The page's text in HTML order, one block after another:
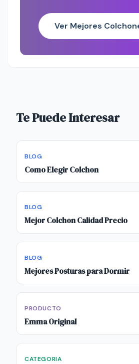
Ver Mejores
Te Puede Interesar
BLOG
Como Elegir Colchon
BLOG
Mejor Colchon Calidad Precio
BLOG
Mejores Posturas para Dormir
PRODUCTO
Emma Original
CATEGORIA